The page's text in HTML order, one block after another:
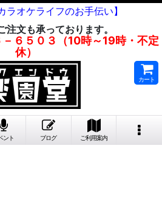
ラオケライフのお手伝い】
注文も承っております。
６５０３（10時～19時・不定
休）
カート
ント ブログ ご利用案内